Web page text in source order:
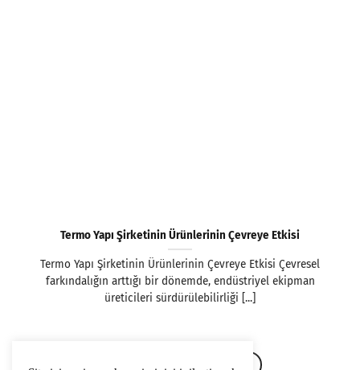
Termo Yapı Şirketinin Ürünlerinin Çevreye Etkisi
Termo Yapı Şirketinin Ürünlerinin Çevreye Etkisi Çevresel
farkındalığın arttığı bir dönemde, endüstriyel ekipman
üreticileri sürdürülebilirliği [...]